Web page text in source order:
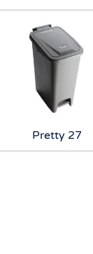
Pretty 27